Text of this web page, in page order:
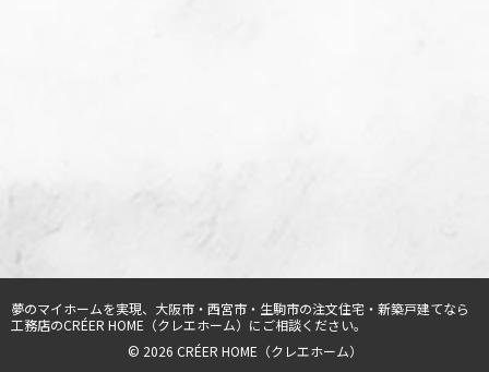
© 2026 CRÉER HOME（クレエホーム）
夢のマイホームを実現、 大阪市・西宮市・生駒市の注文住宅・新築戸建てなら
工務店のCRÉER HOME（クレエホーム） にご相談ください。